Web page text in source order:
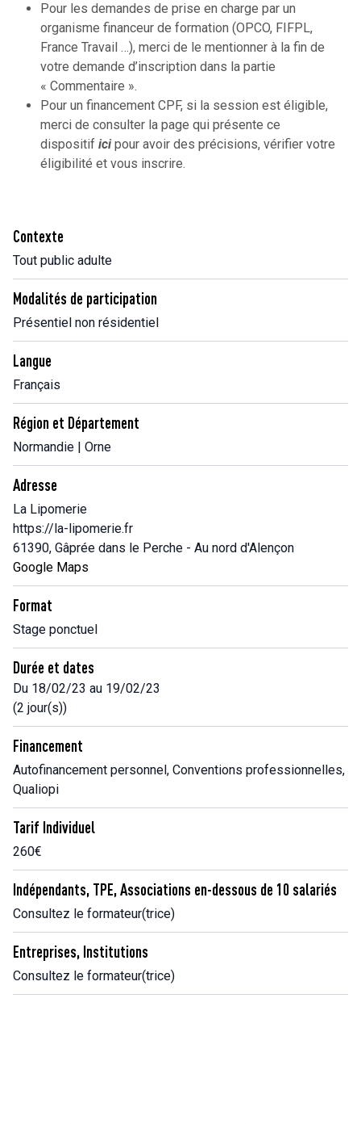
Contexte
Tout public adulte
Modalités de participation
Présentiel non résidentiel
Langue
Français
Région et Département
Normandie | Orne
Adresse
La Lipomerie
https://la-lipomerie.fr
61390, Gâprée dans le Perche - Au nord d'Alençon
Google Maps
Format
Stage ponctuel
Durée et dates
Du 18/02/23 au 19/02/23
(2 jour(s))
Financement
Autofinancement personnel, Conventions professionnelles,
Qualiopi
Tarif Individuel
260€
Indépendants, TPE, Associations en-dessous de 10 salariés
Consultez le formateur(trice)
Entreprises, Institutions
Consultez le formateur(trice)
Pour les demandes de prise en charge par un
organisme financeur de formation (OPCO, FIFPL,
France Travail …), merci de le mentionner à la fin de
votre demande d’inscription dans la partie
« Commentaire ».
Pour un financement CPF, si la session est éligible,
merci de consulter la page qui présente ce
dispositif icipour avoir des précisions, vérifier votre
éligibilité et vous inscrire.